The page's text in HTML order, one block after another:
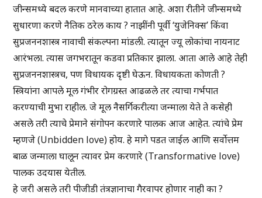
जीन्समध्ये बदल करणे मानवाच्या हातात आहे. अशा रीतीने जीन्समध्ये
सुधारणा करणे नैतिक ठरेल काय ? नाझींनी पूर्वी ‘युजेनिक्स’ किंवा
सुप्रजननशास्त्र नावाची संकल्पना मांडली. त्यातून ज्यू लोकांचा नायनाट
आरंभला. त्यास जगभरातून कडवा प्रतिकार झाला. आता आले आहे तेही
सुप्रजननशास्त्रच, पण विधायक दृष्टी घेऊन. विधायकता कोणती ?
स्त्रियांना आपले मूल गंभीर रोगग्रस्त आढळले तर त्याचा गर्भपात
करण्याची मुभा राहील. जे मूल नैसर्गिकरीत्या जन्माला येते ते कसेही
असले तरी त्याचे प्रेमाने संगोपन करणारे पालक आज आहेत. त्यांचे प्रेम
म्हणजे (Unbidden love) होय. हे मागे पडत जाईल आणि सर्वोत्तम
बाळ जन्माला घालून त्यावर प्रेम करणारे (Transformative love)
पालक उदयास येतील.
हे जरी असले तरी पीजीडी तंत्रज्ञानाचा गैरवापर होणार नाही का ?